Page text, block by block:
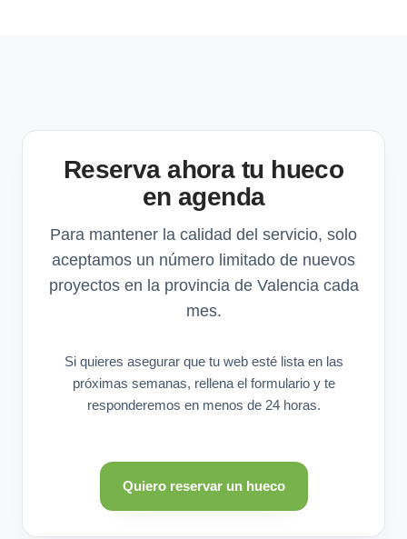
Reserva ahora tu hueco
en agenda
Para mantener la calidad del servicio, solo
aceptamos un número limitado de nuevos
proyectos en la provincia de Valencia cada
mes.
Si quieres asegurar que tu web esté lista en las
próximas semanas, rellena el formulario y te
responderemos en menos de 24 horas.
Quiero reservar un hueco